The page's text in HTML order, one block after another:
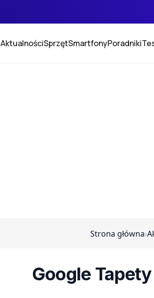
AktualnościSprzętSmartfonyPoradniki
Strona główna›
Google